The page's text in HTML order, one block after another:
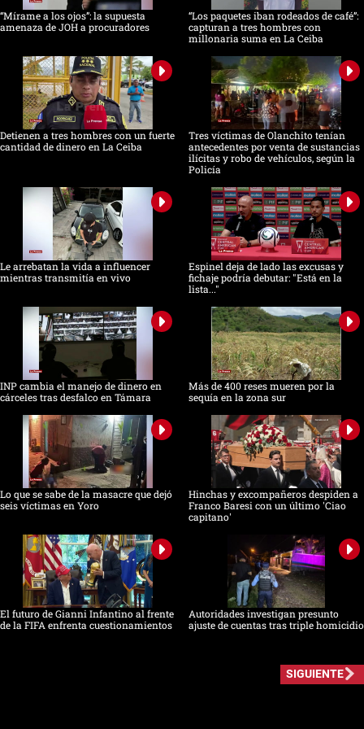
“Mírame a los ojos”: la supuesta
amenaza de JOH a procuradores
“Los paquetes iban rodeados de café”:
capturan a tres hombres con
millonaria suma en La Ceiba
Detienen a tres hombres con un fuerte
cantidad de dinero en La Ceiba
Tres víctimas de Olanchito tenían
antecedentes por venta de sustancias
ilícitas y robo de vehículos, según la
Policía
Le arrebatan la vida a influencer
mientras transmitía en vivo
Espinel deja de lado las excusas y
fichaje podría debutar: "Está en la
lista..."
INP cambia el manejo de dinero en
cárceles tras desfalco en Támara
Más de 400 reses mueren por la
sequía en la zona sur
Lo que se sabe de la masacre que dejó
seis víctimas en Yoro
Hinchas y excompañeros despiden a
Franco Baresi con un último 'Ciao
capitano'
El futuro de Gianni Infantino al frente
de la FIFA enfrenta cuestionamientos
Autoridades investigan presunto
ajuste de cuentas tras triple homicidio
SIGUIENTE